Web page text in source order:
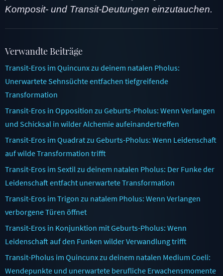
Komposit- und Transit-Deutungen einzutauchen.
Verwandte Beiträge
Transit-Eros im Quincunx zu deinem natalen Pholus:
Unerwartete Sehnsüchte entfachen tiefgreifende
Transformation
Transit-Eros in Opposition zu Geburts-Pholus: Wenn Verlangen
und Schicksal in wilder Alchemie aufeinandertreffen
Transit-Eros im Quadrat zu Geburts-Pholus: Wenn Leidenschaft
auf wilde Transformation trifft
Transit-Eros im Sextil zu deinem natalen Pholus: Der Funke der
Leidenschaft entfacht unerwartete Transformation
Transit-Eros im Trigon zu natalem Pholus: Wenn Verlangen
verborgene Türen öffnet
Transit-Eros in Konjunktion mit Geburts-Pholus: Wenn
Leidenschaft auf den Funken wilder Verwandlung trifft
Transit-Pholus im Quincunx zu deinem natalen Medium Coeli:
Wendepunkte und unerwartete berufliche Erwachensmomente